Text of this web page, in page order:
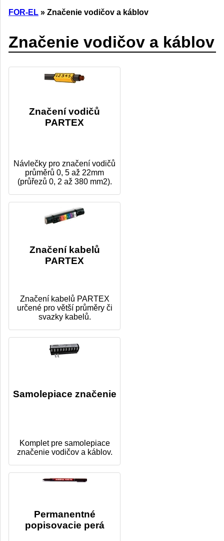
FOR-EL » Značenie vodičov a káblov
Značenie vodičov a káblov
Značení vodičů
PARTEX
Návlečky pro značení vodičů
průměrů 0, 5 až 22mm
(průřezů 0, 2 až 380 mm2).
Značení kabelů
PARTEX
Značení kabelů PARTEX
určené pro větší průměry či
svazky kabelů.
Samolepiace značenie
Komplet pre samolepiace
značenie vodičov a káblov.
Permanentné
popisovacie perá